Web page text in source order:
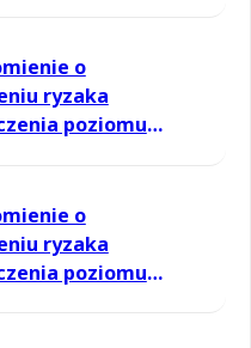
o
ryzaka
poziomu
o
ryzaka
poziomu